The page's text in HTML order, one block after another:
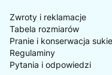
Zwroty i reklamacje
Tabela rozmiarów
Pranie i konserwacja
Regulaminy
Pytania i odpowiedzi